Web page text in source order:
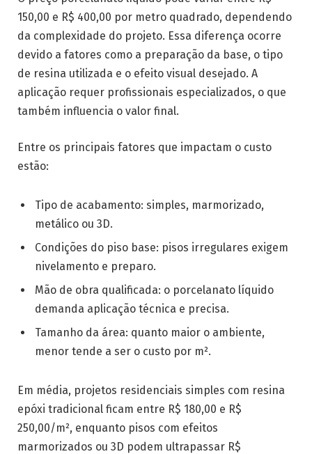
150,00 e R$ 400,00 por metro quadrado, dependendo
da complexidade do projeto. Essa diferença ocorre
devido a fatores como a preparação da base, o tipo
de resina utilizada e o efeito visual desejado. A
aplicação requer profissionais especializados, o que
também influencia o valor final.
Entre os principais fatores que impactam o custo
estão:
Tipo de acabamento: simples, marmorizado,
metálico ou 3D.
Condições do piso base: pisos irregulares exigem
nivelamento e preparo.
Mão de obra qualificada: o porcelanato líquido
demanda aplicação técnica e precisa.
Tamanho da área: quanto maior o ambiente,
menor tende a ser o custo por m².
Em média, projetos residenciais simples com resina
epóxi tradicional ficam entre R$ 180,00 e R$
250,00/m², enquanto pisos com efeitos
marmorizados ou 3D podem ultrapassar R$